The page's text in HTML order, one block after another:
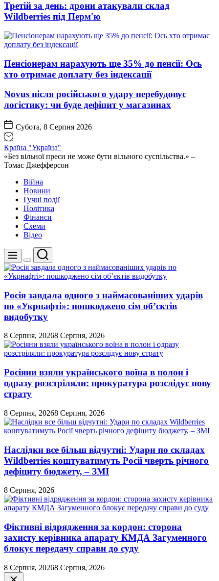
Третій за день: дрони атакували склад
Wildberries під Перм'ю
Пенсіонерам нарахують ще 35% до пенсії: Ось
хто отримає доплату без індексації
Novus після російського удару перебудовує
логістику: чи буде дефіцит у магазинах
Субота, 8 Серпня 2026
Країна "Україна"
«Без вільної преси не може бути вільного суспільства.» –
Томас Джефферсон
Війна
Новини
Гучні події
Політика
Фінанси
Схеми
Відео
Меню
Перемикач
кольорового
режиму
Пошук
Росія завдала одного з наймасованіших ударів
по «Укрнафті»: пошкоджено сім об’єктів
видобутку
8 Серпня, 20268 Серпня, 2026
Росіяни взяли українського воїна в полон і
одразу розстріляли: прокуратура розслідує нову
страту
8 Серпня, 20268 Серпня, 2026
Наслідки все більш відчутні: Удари по складах
Wildberries коштуватимуть Росії чверть річного
дефіциту бюджету, – ЗМІ
8 Серпня, 2026
Фіктивні відрядження за кордон: сторона
захисту керівника апарату КМДА Загуменного
блокує передачу справи до суду
8 Серпня, 20268 Серпня, 2026
Закрити